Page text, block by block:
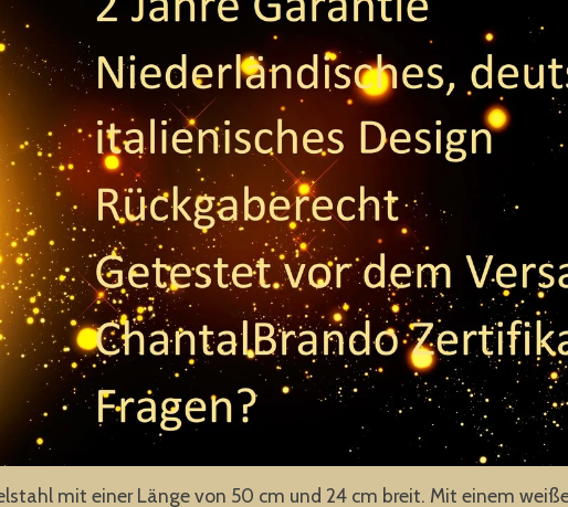
mit einer Länge von 50 cm und 24 cm breit. Mit einem